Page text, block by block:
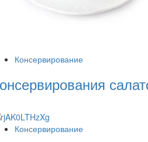
Консервирование
Консервирование